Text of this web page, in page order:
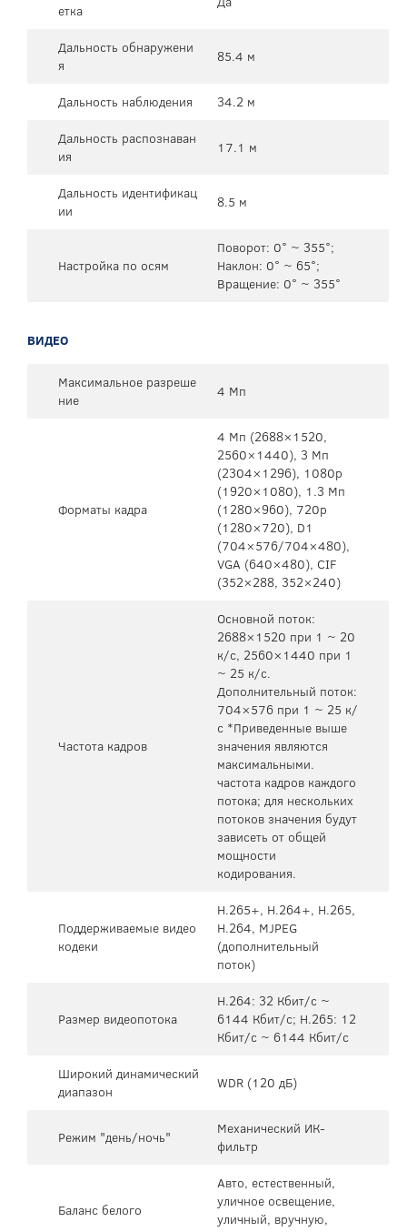
етка
Дальность обнаружени
я
85.4 м
Дальность наблюдения
34.2 м
Дальность распознаван
ия
17.1 м
Дальность идентификац
ии
8.5 м
Настройка по осям
Поворот: 0° ~ 355°;
Наклон: 0° ~ 65°;
Вращение: 0° ~ 355°
ВИДЕО
Максимальное разреше
ние
4 Мп
Форматы кадра
4 Мп (2688×1520,
2560×1440), 3 Мп
(2304×1296), 1080р
(1920×1080), 1.3 Мп
(1280×960), 720p
(1280×720), D1
(704×576/704×480),
VGA (640×480), CIF
(352×288, 352×240)
Частота кадров
Основной поток:
2688×1520 при 1 ~ 20
к/c, 2560×1440 при 1
~ 25 к/c.
Дополнительный поток:
704×576 при 1 ~ 25 к/
с *Приведенные выше
значения являются
максимальными.
частота кадров каждого
потока; для нескольких
потоков значения будут
зависеть от общей
мощности
кодирования.
Поддерживаемые видео
кодеки
H.265+, H.264+, H.265,
H.264, MJPEG
(дополнительный
поток)
Размер видеопотока
H.264: 32 Кбит/с ~
6144 Кбит/с; H.265: 12
Кбит/с ~ 6144 Кбит/с
Широкий динамический
диапазон
WDR (120 дБ)
Режим "день/ночь"
Механический ИК-
фильтр
Баланс белого
Авто, естественный,
уличное освещение,
уличный, вручную,